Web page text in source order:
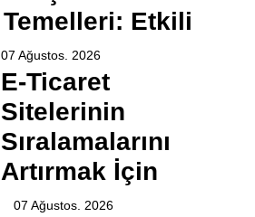
Temelleri: Etkili
07 Ağustos. 2026
E-Ticaret
Sitelerinin
Sıralamalarını
Artırmak İçin
07 Ağustos. 2026